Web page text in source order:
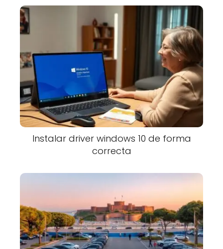
Instalar driver windows 10 de forma
correcta